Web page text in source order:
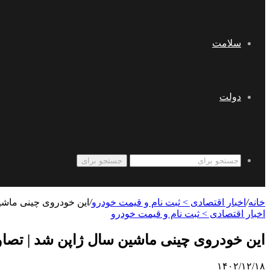
سلامت
دولت
جستجو برای
خانه/ اخبار اقتصادی > ثبت نام و قیمت خودرو/ این خودروی چینی
اخبار اقتصادی > ثبت نام و قیمت خودرو
این خودروی چینی ماشین سال ژاپن شد |
۱۴۰۲/۱۲/۱۸